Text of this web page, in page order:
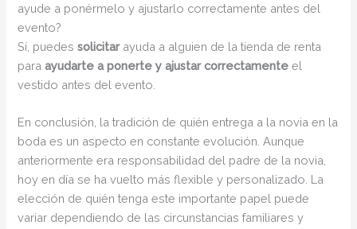
ayude a ponérmelo y ajustarlo correctamente antes del
evento?
Sí, puedessolicitarayuda a alguien de la tienda de renta
paraayudarte a ponerte y ajustar correctamente el
vestido antes del evento.
En conclusión, la tradición de quién entrega a la novia en la
boda es un aspecto en constante evolución. Aunque
anteriormente era responsabilidad del padre de la novia,
hoy en día se ha vuelto más flexible y personalizado. La
elección de quién tenga este importante papel puede
variar dependiendo de las circunstancias familiares y